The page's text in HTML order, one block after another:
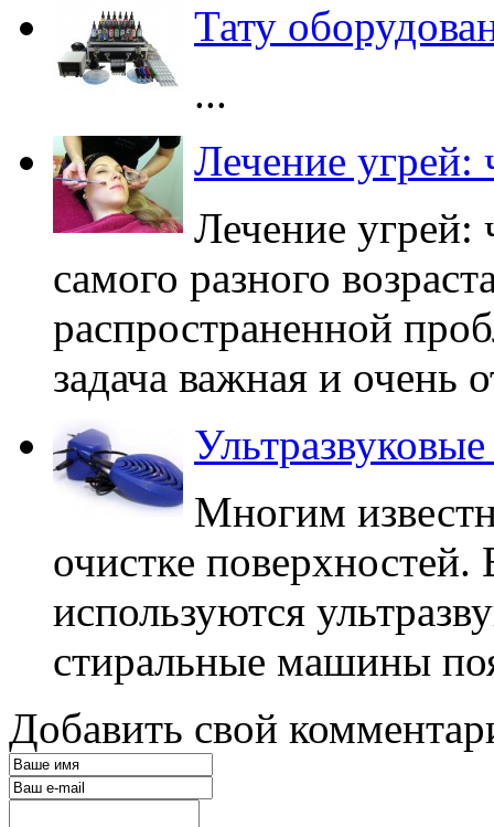
Тату
...
Лечение угрей:
Лечение угрей:
самого разного
распространенной
задача важная и очень
Многим
очистке
используются
стиральные машины
Добавить свой